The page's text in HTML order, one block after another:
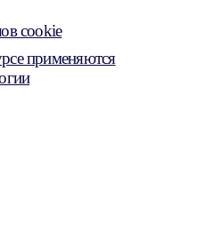
cookie
применяются